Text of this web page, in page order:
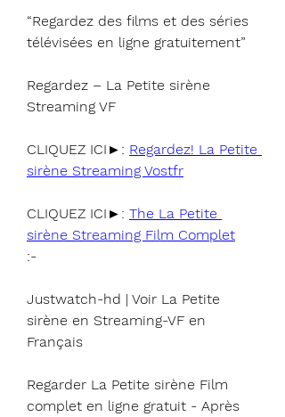
“Regardez des films et des séries
télévisées en ligne gratuitement”
Regardez – La Petite sirène
Streaming VF
CLIQUEZ ICI►: Regardez! La Petite
sirène Streaming Vostfr
CLIQUEZ ICI►: The La Petite
sirène Streaming Film Complet
:-
Justwatch-hd | Voir La Petite
sirène en Streaming-VF en
Français
Regarder La Petite sirène Film
complet en ligne gratuit - Après